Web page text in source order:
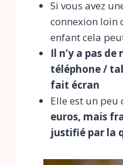
Si vous avez
connexion loin
enfant cela
Il n’y a pas
téléphone /
fait écran
Elle est un peu
euros, mais
justifié par la